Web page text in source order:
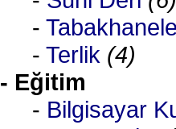
-
- Terlik (4)
- Eğitim
- Bilgisayar